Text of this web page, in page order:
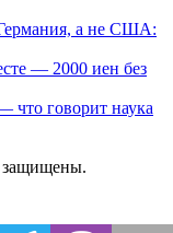
а не США:
— 2000 иен без
что говорит наука
защищены.